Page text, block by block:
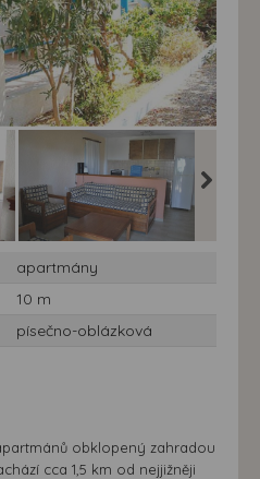
nocí - Řecko, Kréta -
Studia Gialos
apartmány
10 m
písečno-oblázková
obklopený zahradou
cca 1,5 km od nejjižněji